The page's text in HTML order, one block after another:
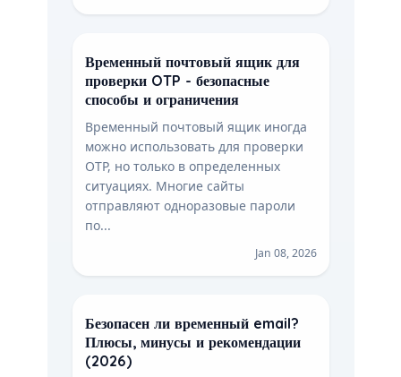
Временный почтовый ящик для
проверки OTP - безопасные
способы и ограничения
Временный почтовый ящик иногда
можно использовать для проверки
OTP, но только в определенных
ситуациях. Многие сайты
отправляют одноразовые пароли
по...
Jan 08, 2026
Безопасен ли временный email?
Плюсы, минусы и рекомендации
(2026)